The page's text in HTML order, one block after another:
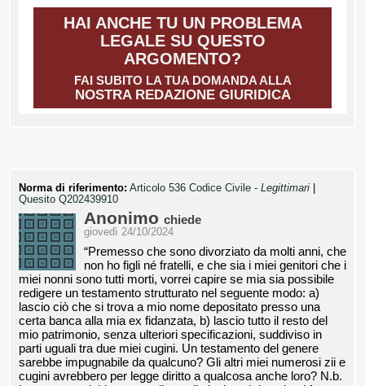
HAI ANCHE TU UN PROBLEMA
LEGALE SU QUESTO
ARGOMENTO?
FAI SUBITO LA TUA DOMANDA ALLA
NOSTRA REDAZIONE GIURIDICA
Norma di riferimento: Articolo 536 Codice Civile - Legittimari
Quesito Q202439910
Anonimo chiede
giovedì 24/10/2024
“Premesso che sono divorziato da molti anni, che
non ho figli né fratelli, e che sia i miei genitori che i
miei nonni sono tutti morti, vorrei capire se mia sia possibile
redigere un testamento strutturato nel seguente modo: a)
lascio ciò che si trova a mio nome depositato presso una
certa banca alla mia ex fidanzata, b) lascio tutto il resto del
mio patrimonio, senza ulteriori specificazioni, suddiviso in
parti uguali tra due miei cugini. Un testamento del genere
sarebbe impugnabile da qualcuno? Gli altri miei numerosi zii e
cugini avrebbero per legge diritto a qualcosa anche loro? N.b.